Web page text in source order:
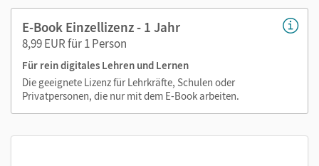
Medien in diesem E-Book:
Erklärfilme
Audios
PDF-Dateien
Externe Weblinks
E-Book Einzellizenz - 1 Jahr
8,99 EUR für 1 Person
Für rein digitales Lehren und Lernen
Die geeignete Lizenz für Lehrkräfte, Schulen oder
Privatpersonen, die nur mit dem E-Book arbeiten.